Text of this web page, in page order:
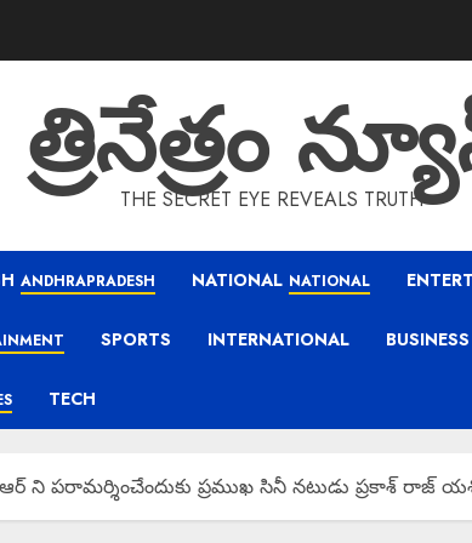
త్రినేత్రం
THE SECRET EYE REVEALS TRUTH
ANDHRAPRADESH NATIONAL NATIONAL
SPORTS INTERNATIONAL BUSINESS
TECH
ని పరామర్శించేందుకు ప్రముఖ సినీ నటుడు ప్రకాశ్ రాజ్